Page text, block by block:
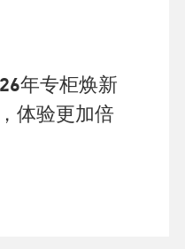
年专柜焕新
体验更加倍